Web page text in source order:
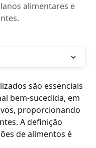
alimentares e
são essenciais
bem-sucedida, em
proporcionando
A definição
de alimentos é